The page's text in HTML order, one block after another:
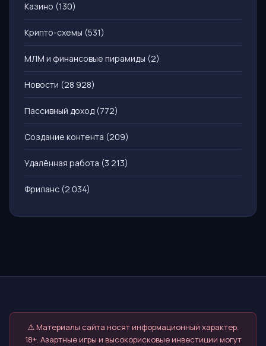
Казино (130)
Крипто-схемы (531)
МЛМ и финансовые пирамиды (2)
Новости (28 928)
Пассивный доход (772)
Создание контента (209)
Удалённая работа (3 213)
Фриланс (2 034)
⚠️ Материалы сайта носят информационный характер.
18+. Азартные игры и высокорисковые инвестиции могут